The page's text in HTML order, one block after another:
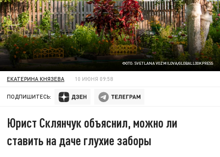
ФОТО: SVETLANA VOZMILOVA/GLOBALLOOKPRESS
ЕКАТЕРИНА КНЯЗЕВА 10 ИЮНЯ 09:58
ПОДПИШИТЕСЬ:
Юрист Склянчук объяснил, можно ли
ставить на даче глухие заборы